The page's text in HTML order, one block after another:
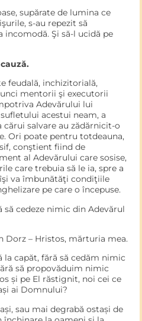
supărate de lumina ce
s-au repezit să
incomodă. Şi să-l uci­dă pe
feudală, inchizitorială,
mentorii şi executorii
Adevărului lui
acestui neam, a
salvare au zădărnicit-o
Ori poate pentru totdeauna,
conştient fiind de
al Ade­vărului care sosise,
care trebuia să le ia, spre a
va îmbunătăţi condiţiile
pe care o începuse.
să cedeze nimic din Adevărul
Dorz – Hristos, mărturia mea.
la capăt, fără să cedăm nimic
să propovăduim nimic
și pe El răstignit, noi cei ce
ai Domnului?
sau mai degrabă ostași de